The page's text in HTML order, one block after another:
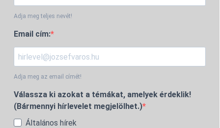
Adja meg teljes nevét!
Email cím:
Adja meg az email címét!
Válassza ki azokat a témákat, amelyek érdeklik!
(Bármennyi hírlevelet megjelölhet.)
Általános hírek